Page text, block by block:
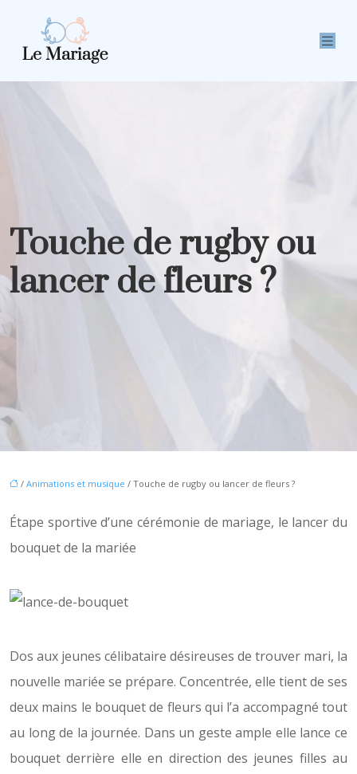
Touche de rugby ou
lancer de fleurs ?
/ Animations et musique / Touche de rugby ou lancer de fleurs ?
Étape sportive d’une cérémonie de mariage, le lancer du
bouquet de la mariée
Dos aux jeunes célibataire désireuses de trouver mari, la
nouvelle mariée se prépare. Concentrée, elle tient de ses
deux mains le bouquet de fleurs qui l’a accompagné tout
au long de la journée. Dans un geste ample elle lance ce
bouquet derrière elle en direction des jeunes filles au